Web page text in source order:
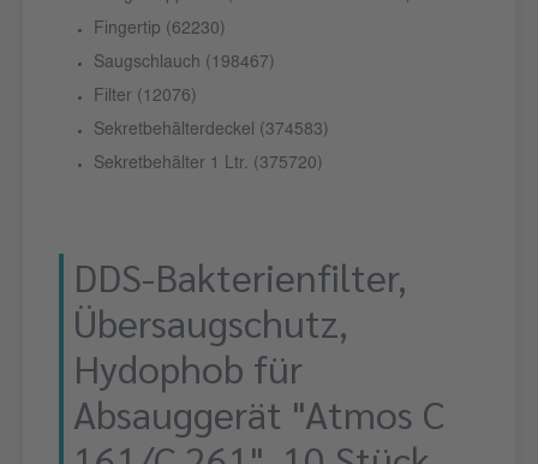
Fingertip (62230)
Saugschlauch (198467)
Filter (12076)
Sekretbehälterdeckel (374583)
Sekretbehälter 1 Ltr. (375720)
DDS-Bakterienfilter,
Übersaugschutz,
Hydophob für
Absauggerät "Atmos C